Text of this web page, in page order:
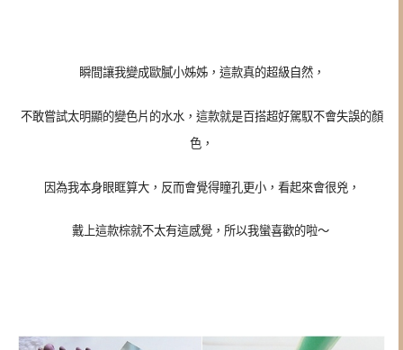
瞬間讓我變成歐膩小姊姊，這款真的超級自然，
不敢嘗試太明顯的變色片的水水，這款就是百搭超好駕馭不會失誤的顏
色，
因為我本身眼眶算大，反而會覺得瞳孔更小，看起來會很兇，
戴上這款棕就不太有這感覺，所以我蠻喜歡的啦～